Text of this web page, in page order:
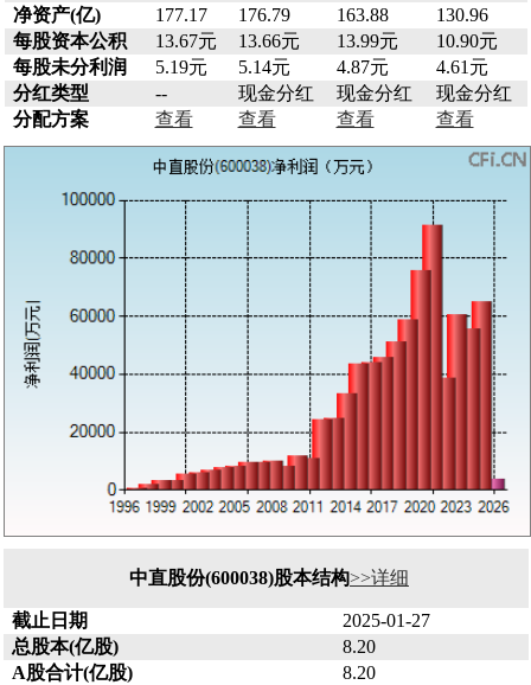
净资产(亿)
177.17 176.79 163.88
130.96
每股资本公积
13.67元 13.66元 13.99元
10.90元
每股未分利润
5.19元 5.14元 4.87元
4.61元
分红类型
-- 现金分红 现金分红
现金分红
分配方案
查看 查看 查看 查看
中直股份(600038)股本结构>>详细
截止日期
2025-01-27
总股本(亿股)
8.20
A股合计(亿股)
8.20